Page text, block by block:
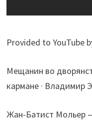
Provided to YouTube
Мещанин во
кармане · Владимир
Жан-Батист Мольер